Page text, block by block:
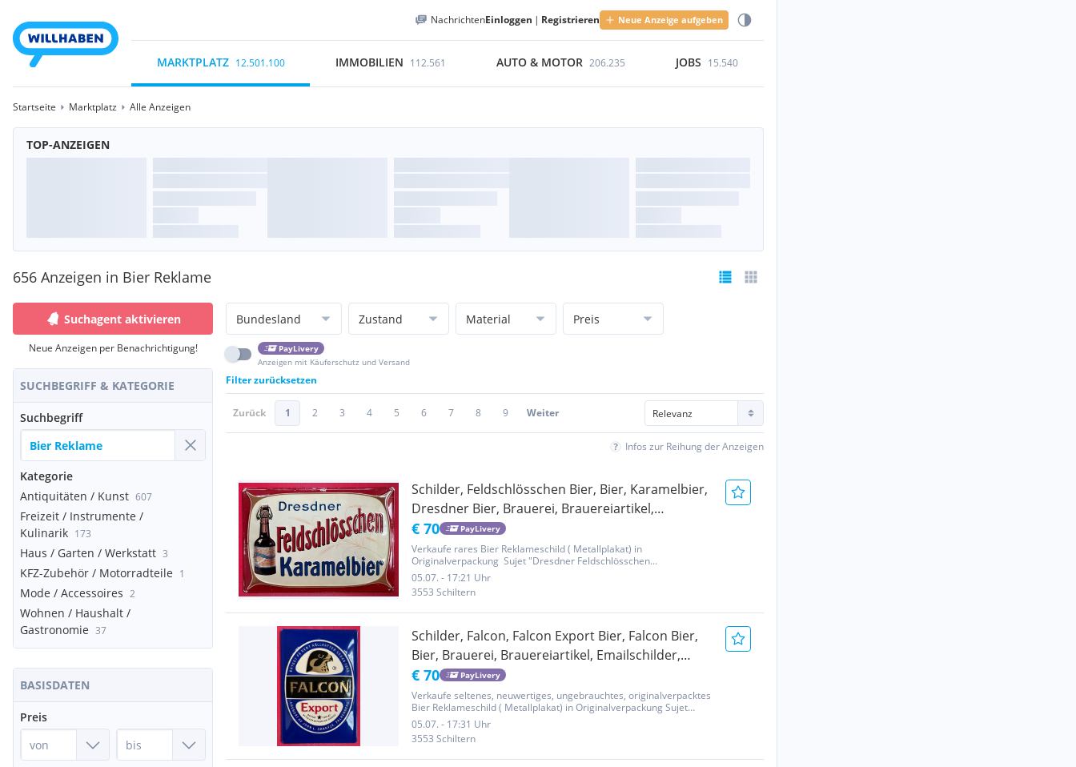
NachrichtenEinloggen | Registrieren Neue Anzeige aufgeben
MARKTPLATZ 12.501.100 IMMOBILIEN 112.561 AUTO & MOTOR 206.235 JOBS 15.540
Startseite Marktplatz Alle Anzeigen
TOP-ANZEIGEN
656 Anzeigen in Bier Reklame
Suchagent aktivieren
Neue Anzeigen per Benachrichtigung!
SUCHBEGRIFF & KATEGORIE
Suchbegriff
Kategorie
Antiquitäten / Kunst 607
Freizeit / Instrumente /
Kulinarik 173
Haus / Garten / Werkstatt 3
KFZ-Zubehör / Motorradteile 1
Mode / Accessoires 2
Wohnen / Haushalt /
Gastronomie 37
BASISDATEN
Preis
Bundesland Zustand Material Preis
PayLivery
Anzeigen mit Käuferschutz und Versand
Filter zurücksetzen
Zurück 1 2 3 4 5 6 7 8 9 Weiter
Infos zur Reihung der Anzeigen
Schilder, Feldschlösschen Bier, Bier, Karamelbier,
Dresdner Bier, Brauerei, Brauereiartikel,
Emailschilder, Blechschilder, Metallplakate,
Reklame, Werbeschilder, nostalgische Reklame,
historische Reklame, Dekorationen
€ 70 PayLivery
Verkaufe rares Bier Reklameschild ( Metallplakat) in
Originalverpackung Sujet "Dresdner Feldschlösschen
Karamelbier" Querformat ca. 49x34cm, bombiert (nach allen Seiten
gewölbt), geprägt, Ecken abgerundet, Farben und Lacke
einbrennlackiert,...
05.07. - 17:21 Uhr
3553 Schiltern
Schilder, Falcon, Falcon Export Bier, Falcon Bier,
Bier, Brauerei, Brauereiartikel, Emailschilder,
Blechschilder, Metallplakate, Reklame,
Werbeschilder, nostalgische Reklame, historische
Reklame, Dekorationen
€ 70 PayLivery
Verkaufe seltenes, neuwertiges, ungebrauchtes, originalverpacktes
Bier Reklameschild ( Metallplakat) in Originalverpackung Sujet
"Falcon Export Bier" Hochformat ca. 20x30cm, bombiert (nach
allen Seiten gewölbt), stark geprägt, Ecken abgerundet,...
05.07. - 17:31 Uhr
3553 Schiltern